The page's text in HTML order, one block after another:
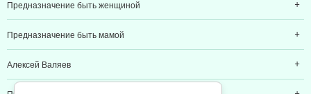
Предназначение быть женщиной
Предназначение быть мамой
Алексей Валяев